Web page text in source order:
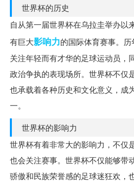
世界杯的历史
自从第一届世界杯在乌拉圭举办以
有巨大影响力的国际体育赛事。
关注年轻而有才华的足球运动员，
政治争执的表现场所。世界杯不仅
也承载着各种历史和文化意义，成
一。
世界杯的影响力
世界杯有着非常大的影响力，不仅
也会关注赛事。世界杯不仅能够带
骄傲和民族荣誉感的足球迷狂欢，